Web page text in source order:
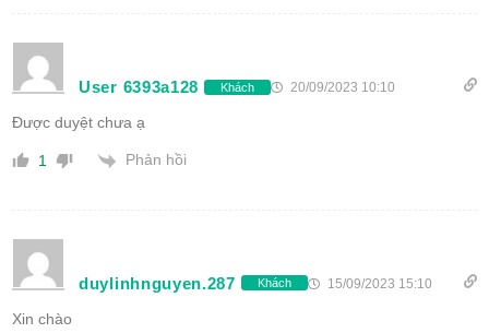
User 6393a128 Khách 20/09/2023 10:10
Được duyệt chưa ạ
1 Phản hồi
duylinhnguyen.287 Khách 15/09/2023 15:10
Xin chào